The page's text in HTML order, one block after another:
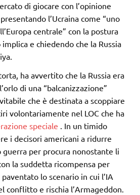
di giocare con l’opinione
l’Ucraina come “uno
centrale” con la postura
e chiedendo che la Russia
ha avvertito che la Russia era
di una “balcanizzazione”
che è destinata a scoppiare
volontariamente nel LOC che ha
speciale . In un timido
i decisori americani a ridurre
guerra per procura nonostante li
la suddetta ricompensa per
lo scenario in cui l’IA
conflitto e rischia l’Armageddon.